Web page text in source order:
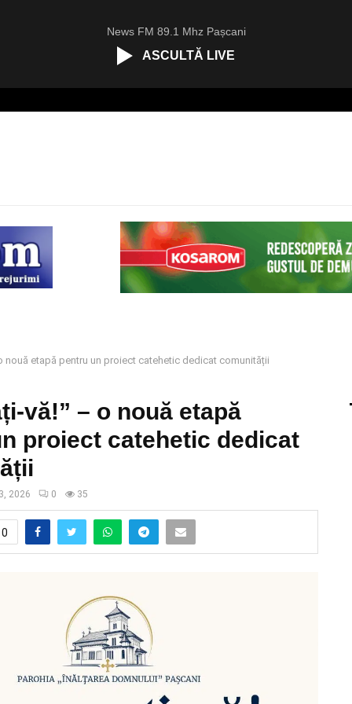
News FM 89.1 Mhz Pașcani
ASCULTĂ LIVE
nouă etapă pentru un proiect catehetic dedicat comunității
vă!” – o nouă etapă
proiect catehetic dedicat
2026 0 35
0